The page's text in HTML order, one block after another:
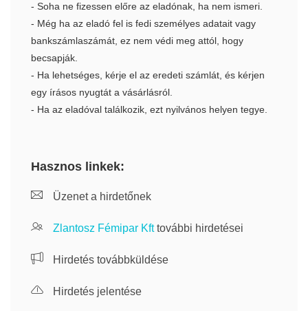
- Soha ne fizessen előre az eladónak, ha nem ismeri.
- Még ha az eladó fel is fedi személyes adatait vagy
bankszámlaszámát, ez nem védi meg attól, hogy
becsapják.
- Ha lehetséges, kérje el az eredeti számlát, és kérjen
egy írásos nyugtát a vásárlásról.
- Ha az eladóval találkozik, ezt nyilvános helyen tegye.
Hasznos linkek:
Üzenet a hirdetőnek
Zlantosz Fémipar Kfttovábbi hirdetései
Hirdetés továbbküldése
Hirdetés jelentése